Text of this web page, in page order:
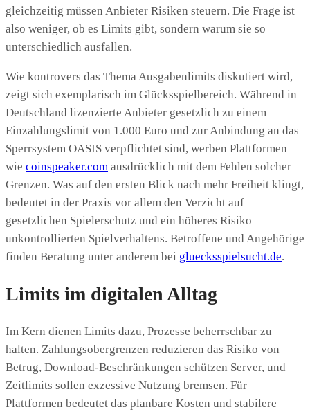
gleichzeitig müssen Anbieter Risiken steuern. Die Frage ist
also weniger, ob es Limits gibt, sondern warum sie so
unterschiedlich ausfallen.
Wie kontrovers das Thema Ausgabenlimits diskutiert wird,
zeigt sich exemplarisch im Glücksspielbereich. Während in
Deutschland lizenzierte Anbieter gesetzlich zu einem
Einzahlungslimit von 1.000 Euro und zur Anbindung an das
Sperrsystem OASIS verpflichtet sind, werben Plattformen
wie coinspeaker.com ausdrücklich mit dem Fehlen solcher
Grenzen. Was auf den ersten Blick nach mehr Freiheit klingt,
bedeutet in der Praxis vor allem den Verzicht auf
gesetzlichen Spielerschutz und ein höheres Risiko
unkontrollierten Spielverhaltens. Betroffene und Angehörige
finden Beratung unter anderem bei gluecksspielsucht.de.
Limits im digitalen Alltag
Im Kern dienen Limits dazu, Prozesse beherrschbar zu
halten. Zahlungsobergrenzen reduzieren das Risiko von
Betrug, Download‑Beschränkungen schützen Server, und
Zeitlimits sollen exzessive Nutzung bremsen. Für
Plattformen bedeutet das planbare Kosten und stabilere